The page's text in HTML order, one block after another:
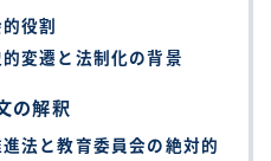
役割
変遷と法制化の背景
の解釈
法と教育委員会の絶対的